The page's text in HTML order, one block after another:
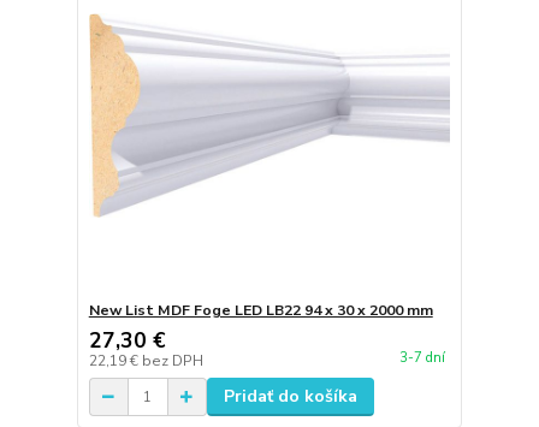
New List MDF Foge LED LB22 94 x 30 x 2000 mm
27,30 €
22,19 € bez DPH 3-7 dní
Pridať do košíka